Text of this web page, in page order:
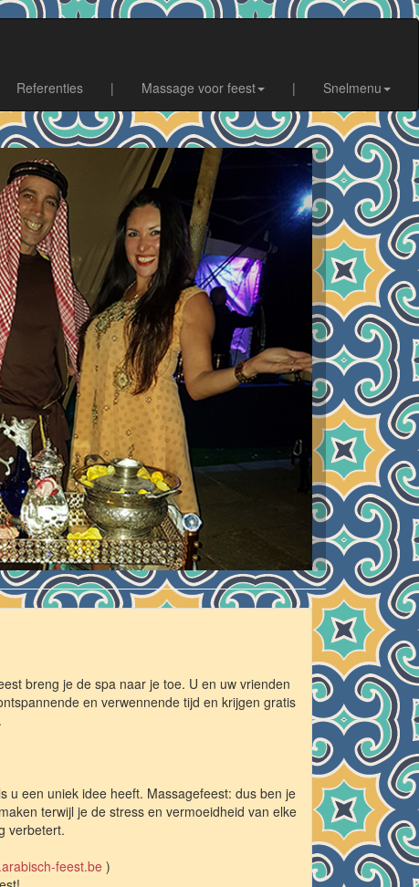
Referenties | Massage voor feest | Snelmenu
breng je de spa naar je toe. U en uw vrienden
en verwennende tijd en krijgen gratis
u een uniek idee heeft. Massagefeest: dus ben je
terwijl je de stress en vermoeidheid van elke
verbetert.
feest.be)